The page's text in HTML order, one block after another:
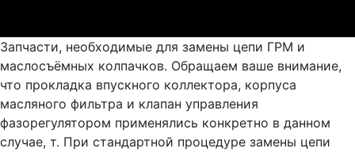
Запчасти, необходимые для замены цепи ГРМ и
маслосъёмных колпачков. Обращаем ваше внимание,
что прокладка впускного коллектора, корпуса
масляного фильтра и клапан управления
фазорегулятором применялись конкретно в данном
случае, т. При стандартной процедуре замены цепи